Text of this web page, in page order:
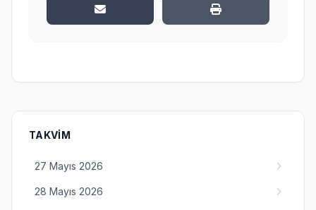
TAKVIM
27 Mayıs 2026
28 Mayıs 2026